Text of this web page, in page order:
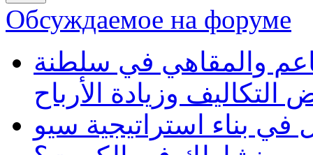
Обсуждаемое на форуме
والمقاهي في سلطنة
وزيادة الأرباح
بناء استراتيجية سيو